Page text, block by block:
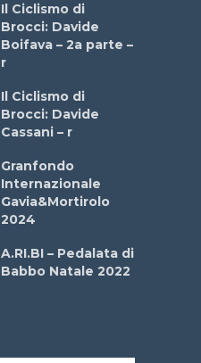
Il Ciclismo di
Brocci: Davide
Boifava – 2a parte –
r
Il Ciclismo di
Brocci: Davide
Cassani – r
Granfondo
Internazionale
Gavia&Mortirolo
2024
A.RI.BI – Pedalata di
Babbo Natale 2022